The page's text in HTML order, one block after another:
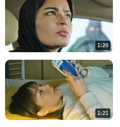
1:20
1:21